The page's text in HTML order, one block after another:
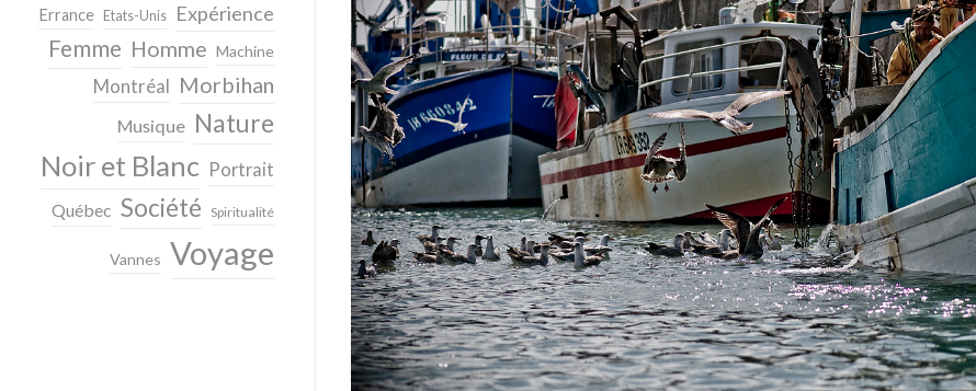
Errance
Etats-Unis Expérience
Femme Homme Machine
Montréal Morbihan
Musique Nature
Noir et Blanc Portrait
Québec Société Spiritualité
Vannes Voyage